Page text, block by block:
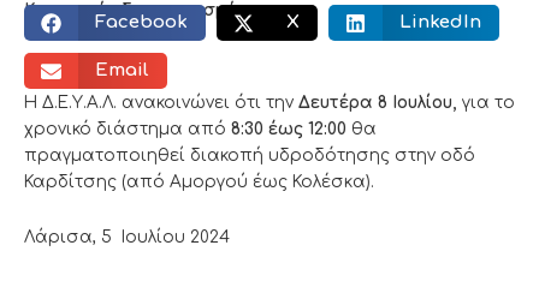
Κοινωνικός διαμοιρασμός:
Facebook X LinkedIn
Email
Η Δ.Ε.Υ.Α.Λ. ανακοινώνει ότι την Δευτέρα 8 Ιουλίου για το
χρονικό διάστημα από 8:30 έως 12:00 θα
πραγματοποιηθεί διακοπή υδροδότησης στην οδό
Καρδίτσης (από Αμοργού έως Κολέσκα).
Λάρισα, 5 Ιουλίου 2024